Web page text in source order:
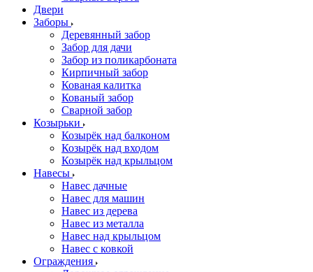
Двери
Заборы
Деревянный забор
Забор для дачи
Забор из поликарбоната
Кирпичный забор
Кованая калитка
Кованый забор
Сварной забор
Козырьки
Козырёк над балконом
Козырёк над входом
Козырёк над крыльцом
Навесы
Навес дачные
Навес для машин
Навес из дерева
Навес из металла
Навес над крыльцом
Навес с ковкой
Ограждения